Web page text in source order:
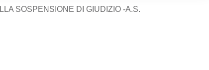
SOSPENSIONE DI GIUDIZIO -A.S.